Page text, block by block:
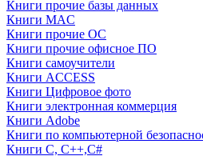
Книги прочие базы данных
Книги MAC
Книги прочие ОС
Книги прочие офисное ПО
Книги самоучители
Книги ACCESS
Книги Цифровое фото
Книги электронная коммерция
Книги Adobe
Книги по компьютерной
Книги C, C++,С#